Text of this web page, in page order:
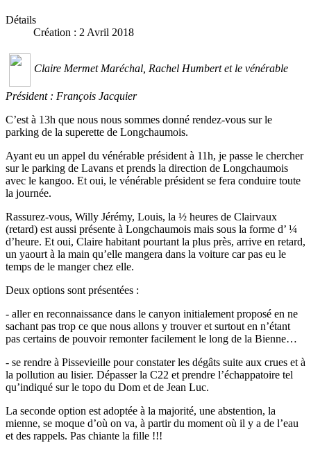
Détails
Création : 2 Avril 2018
Claire Mermet Maréchal, Rachel Humbert et le vénérable
Président : François Jacquier
C’est à 13h que nous nous sommes donné rendez-vous sur le
parking de la superette de Longchaumois.
Ayant eu un appel du vénérable président à 11h, je passe le chercher
sur le parking de Lavans et prends la direction de Longchaumois
avec le kangoo. Et oui, le vénérable président se fera conduire toute
la journée.
Rassurez-vous, Willy Jérémy, Louis, la ½ heures de Clairvaux
(retard) est aussi présente à Longchaumois mais sous la forme d’ ¼
d’heure. Et oui, Claire habitant pourtant la plus près, arrive en retard,
un yaourt à la main qu’elle mangera dans la voiture car pas eu le
temps de le manger chez elle.
Deux options sont présentées :
- aller en reconnaissance dans le canyon initialement proposé en ne
sachant pas trop ce que nous allons y trouver et surtout en n’étant
pas certains de pouvoir remonter facilement le long de la Bienne…
- se rendre à Pissevieille pour constater les dégâts suite aux crues et à
la pollution au lisier. Dépasser la C22 et prendre l’échappatoire tel
qu’indiqué sur le topo du Dom et de Jean Luc.
La seconde option est adoptée à la majorité, une abstention, la
mienne, se moque d’où on va, à partir du moment où il y a de l’eau
et des rappels. Pas chiante la fille !!!